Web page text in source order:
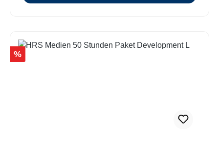
Rabatt
%